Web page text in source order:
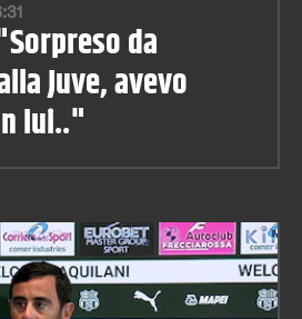
da
Juve, avevo
lui.."